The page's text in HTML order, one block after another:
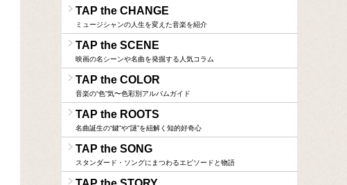
TAP the CHANGE
ミュージシャンの人生を変えた音楽を紹介
TAP the SCENE
映画の名シーンや名曲を発掘する人気コラム
TAP the COLOR
音楽の“色”気〜色彩別アルバムガイド
TAP the ROOTS
名曲誕生の“鍵”や“謎”を紐解く知的好奇心
TAP the SONG
スタンダード・ソングにまつわるエピソードと物語